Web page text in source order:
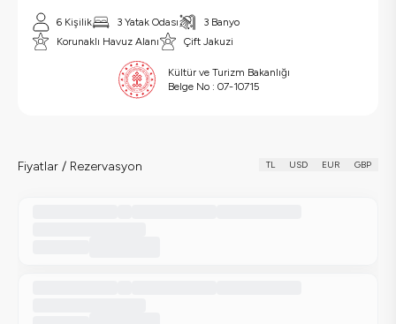
6 Kişilik 3 Yatak Odası
3 Banyo
Korunaklı Havuz Alanı
Çift Jakuzi
Kültür ve Turizm Bakanlığı
Belge No : 07-10715
Fiyatlar / Rezervasyon TL USD EUR GBP